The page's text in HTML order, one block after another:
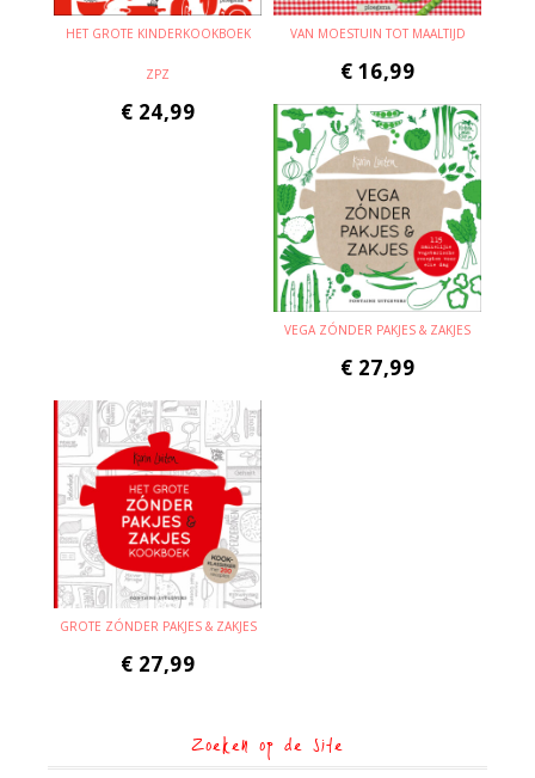
HET GROTE KINDERKOOKBOEK
ZPZ
€ 24,99
VAN MOESTUIN TOT MAALTIJD
€ 16,99
VEGA ZÓNDER PAKJES & ZAKJES
€ 27,99
GROTE ZÓNDER PAKJES & ZAKJES
€ 27,99
Zoeken op de site